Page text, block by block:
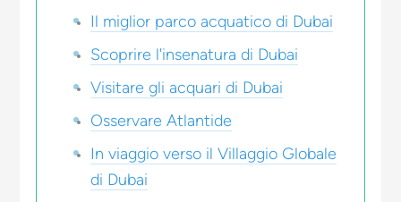
Il miglior parco acquatico di Dubai
Scoprire l'insenatura di Dubai
Visitare gli acquari di Dubai
Osservare Atlantide
In viaggio verso il Villaggio Globale
di Dubai